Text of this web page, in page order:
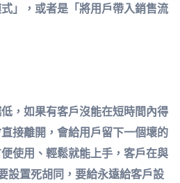
」，或者是「將用戶帶入銷售流
，如果有客戶沒能在短時間內得
接離開，會給用戶留下一個壞的
使用、輕鬆就能上手，客戶在與
置死胡同，要給永遠給客戶設